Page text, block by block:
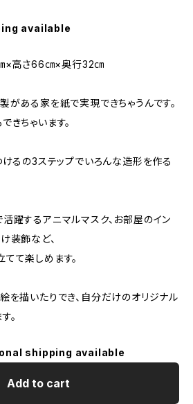
available
×高さ66㎝×奥行32㎝
がある家を紙で実現できちゃうんです。
きちゃいます。
けるの3ステップでいろんな造形を作る
躍するアニマルマスク、お部屋のイン
装飾など、
て楽しめます。
を描いたりでき、自分だけのオリジナル
。
shipping available
Add to cart